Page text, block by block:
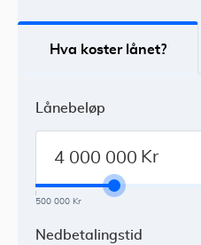
Hva koster lånet?
Lånebeløp
Kr
500 000 Kr
Nedbetalingstid